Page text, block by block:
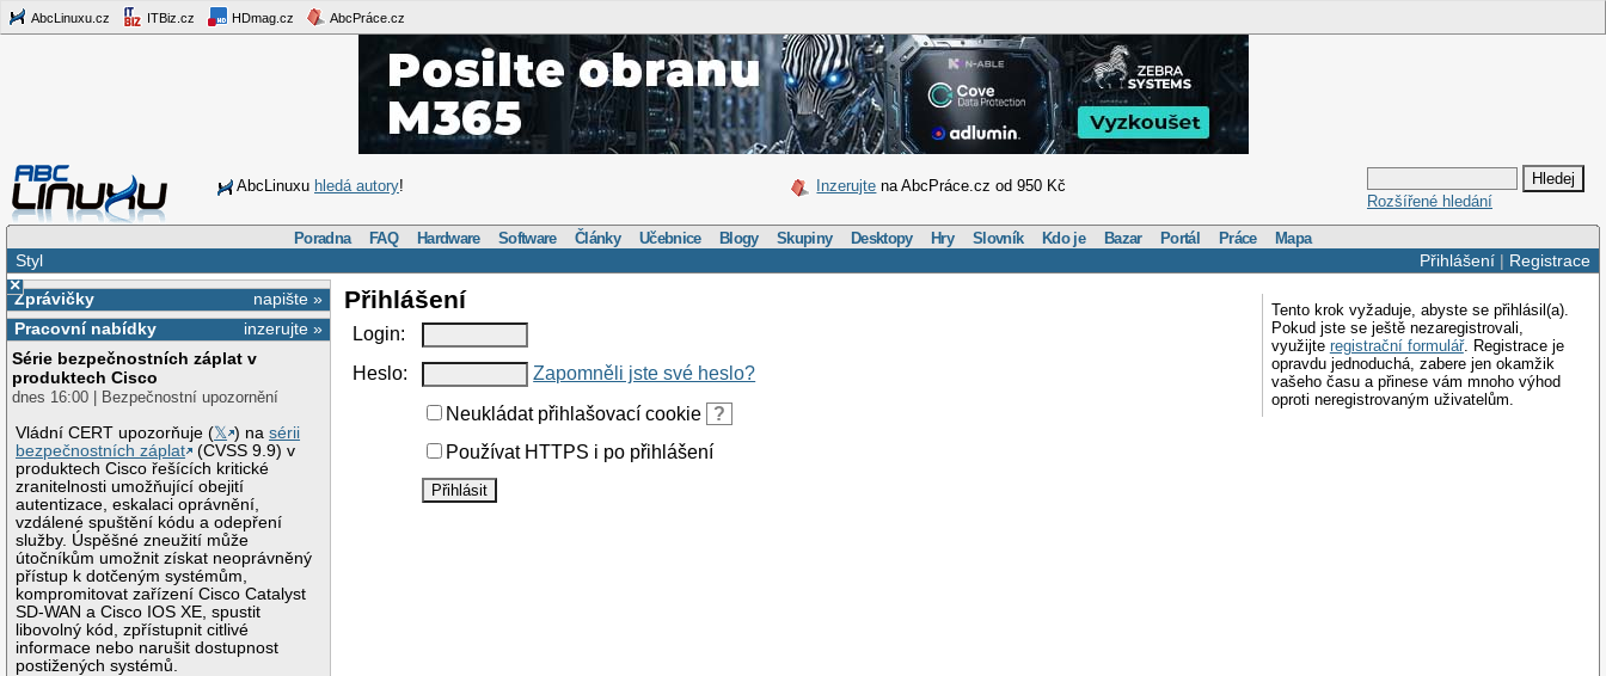
AbcLinuxu.cz ITBiz.cz HDmag.cz AbcPráce.cz
AbcLinuxu hledá autory! Inzerujte na AbcPráce.cz od 950 Kč
Rozšířené hledání
Poradna FAQ Hardware Software Články Učebnice Blogy Skupiny Desktopy Hry Slovník Kdo je Bazar Portál Práce Mapa
Přihlášení| Registrace
Styl
×
napište »
Zprávičky
inzerujte »
Pracovní nabídky
Série bezpečnostních záplat v
produktech Cisco
dnes 16:00 | Bezpečnostní upozornění
Vládní CERT upozorňuje (𝕏 ) nasérii
bezpečnostních záplat
(CVSS 9.9) v
produktech Cisco řešících kritické
zranitelnosti umožňující obejití
autentizace, eskalaci oprávnění,
vzdálené spuštění kódu a odepření
služby. Úspěšné zneužití může
útočníkům umožnit získat neoprávněný
přístup k dotčeným systémům,
kompromitovat zařízení Cisco Catalyst
SD-WAN a Cisco IOS XE, spustit
libovolný kód, zpřístupnit citlivé
informace nebo narušit dostupnost
postižených systémů.
Tento krok vyžaduje, abyste se přihlásil(a).
Pokud jste se ještě nezaregistrovali,
využijte registrační formulář. Registrace je
opravdu jednoduchá, zabere jen okamžik
vašeho času a přinese vám mnoho výhod
oproti neregistrovaným uživatelům.
Přihlášení
Login:
Heslo:
Zapomněli jste své heslo?
Neukládat přihlašovací cookie
?
Používat HTTPS i po přihlášení